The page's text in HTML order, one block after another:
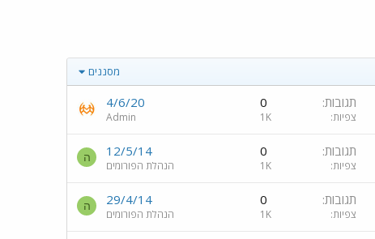
מסננים
תגובות 0
צפיות 1K
4/6/20
Admin
תגובות 0
צפיות 1K
12/5/14
הנהלת הפורומים
ה
תגובות 0
צפיות 1K
29/4/14
הנהלת הפורומים
ה